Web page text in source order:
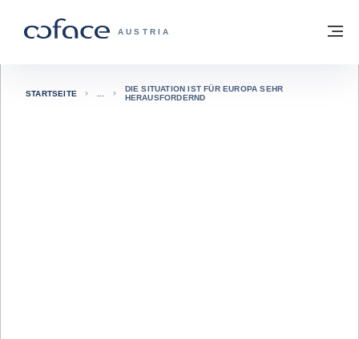
COFACE FOR TRADE - WEBSEITE DER
AUSTRIA
Zurück zur Startseite
STARTSEITE
DIE SITUATION IST FÜR EUROPA SEHR
HERAUSFORDERND